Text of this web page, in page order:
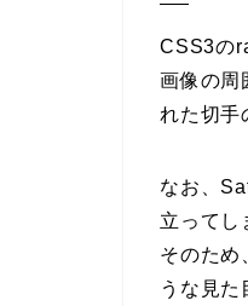
CSS3の
画像の周
れた切手
なお、
立ってし
そのため
うな見た